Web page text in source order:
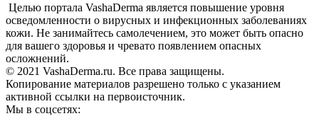
Целью портала VashaDerma является повышение уровня
осведомленности о вирусных и инфекционных заболеваниях
кожи. Не занимайтесь самолечением, это может быть опасно
для вашего здоровья и чревато появлением опасных
осложнений.
© 2021 VashaDerma.ru. Все права защищены.
Копирование материалов разрешено только с указанием
активной ссылки на первоисточник.
Мы в соцсетях: